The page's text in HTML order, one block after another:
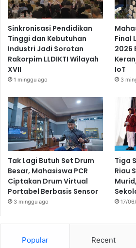
Sinkronisasi Pendidikan
Tinggi dan Kebutuhan
Industri Jadi Sorotan
Rakorpim LLDIKTI Wilayah
XVII
1 minggu ago
Final
2026
IoT
3
Tak Lagi Butuh Set Drum
Besar, Mahasiswa PCR
Ciptakan Drum Virtual
Portabel Berbasis Sensor
3 minggu ago
Tiga
Riau
17/
Popular Recent